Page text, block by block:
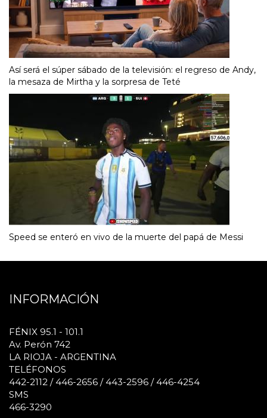
Así será el súper sábado de la televisión: el regreso de Andy,
la mesaza de Mirtha y la sorpresa de Teté
Speed se enteró en vivo de la muerte del papá de Messi
INFORMACIÓN
FÉNIX 95.1 - 101.1
Av. Perón 742
LA RIOJA - ARGENTINA
TELÉFONOS
442-2112 / 446-2656 / 443-2596 / 446-4254
SMS
466-3290